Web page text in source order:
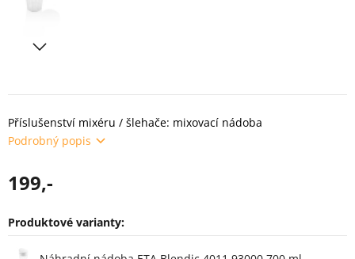
Příslušenství mixéru / šlehače: mixovací nádoba
Podrobný popis
199,-
Produktové varianty: